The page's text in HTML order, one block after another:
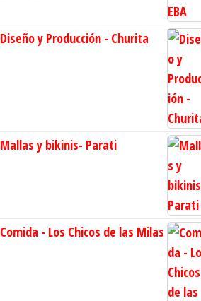
Diseño y Producción - Churita
Mallas y bikinis- Parati
Comida - Los Chicos de las Milas